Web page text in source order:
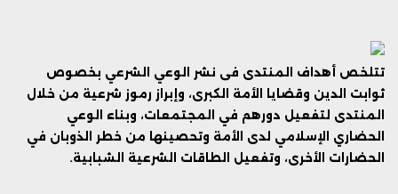
تتلخص أهداف المنتدى فى نشر الوعي الشرعي بخصوص
ثوابت الدين وقضايا الأمة الكبرى، وإبراز رموز شرعية من خلال
المنتدى لتفعيل دورهم في المجتمعات، وبناء الوعي
الحضاري الإسلامي لدى الأمة وتحصينها من خطر الذوبان في
الحضارات الأخرى، وتفعيل الطاقات الشرعية الشبابية.